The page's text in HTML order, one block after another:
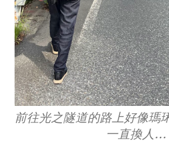
前往光之隧道的路上好像瑪
一直換人…